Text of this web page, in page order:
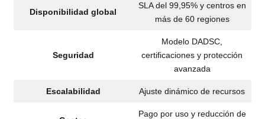
Disponibilidad global
SLA del 99,95% y centros en
más de 60 regiones
Seguridad
Modelo DADSC,
certificaciones y protección
avanzada
Escalabilidad Ajuste dinámico de recursos
Pago por uso y reducción de